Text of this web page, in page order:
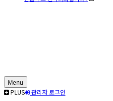
Menu
PLUS
관리자 로그인